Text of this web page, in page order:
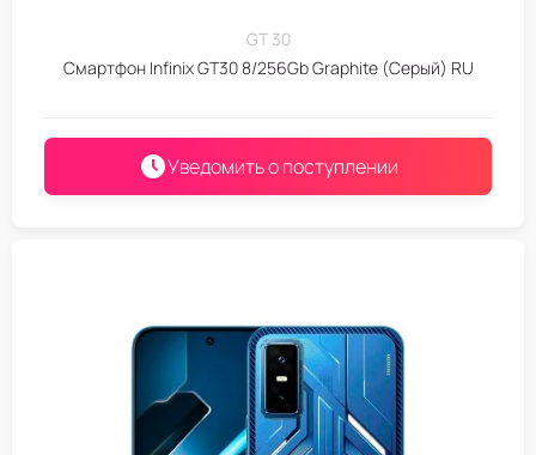
GT 30
Смартфон Infinix GT30 8/256Gb Graphite (Серый) RU
Уведомить о поступлении